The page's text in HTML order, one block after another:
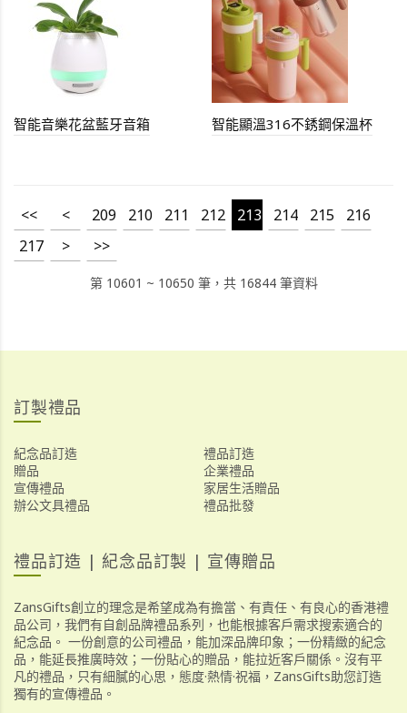
智能音樂花盆藍牙音箱 智能顯溫316不銹鋼保溫杯
<< < 209 210 211 212 213 214 215
216
217
> >>
第 10601 ~ 10650 筆，共 16844 筆資料
訂製禮品
紀念品訂造
禮品訂造
贈品
企業禮品
宣傳禮品
家居生活贈品
辦公文具禮品
禮品批發
禮品訂造 | 紀念品訂製 | 宣傳贈品
ZansGifts創立的理念是希望成為有擔當、有責任、有良心的香港禮
品公司，我們有自創品牌禮品系列，也能根據客戶需求搜索適合的
紀念品。 一份創意的公司禮品，能加深品牌印象；一份精緻的紀念
品，能延長推廣時效；一份貼心的贈品，能拉近客戶關係。沒有平
凡的禮品，只有細膩的心思，態度·熱情·祝福，ZansGifts助您訂造
獨有的宣傳禮品。